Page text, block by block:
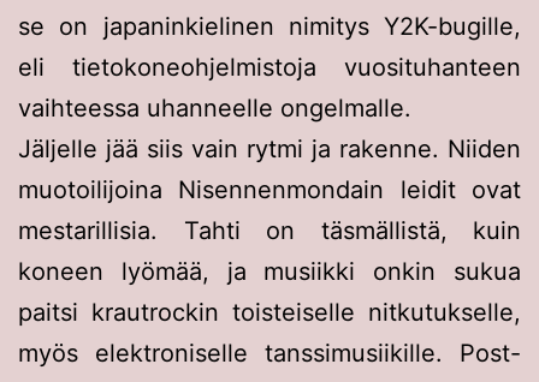
se on japaninkielinen nimitys Y2K-bugille,
eli tietokoneohjelmistoja vuosituhanteen
vaihteessa uhanneelle ongelmalle.
Jäljelle jää siis vain rytmi ja rakenne. Niiden
muotoilijoina Nisennenmondain leidit ovat
mestarillisia. Tahti on täsmällistä, kuin
koneen lyömää, ja musiikki onkin sukua
paitsi krautrockin toisteiselle nitkutukselle,
myös elektroniselle tanssimusiikille. Post-